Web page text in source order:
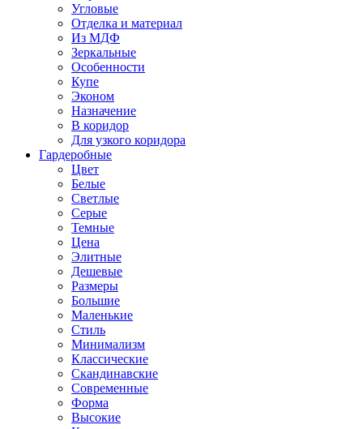
Угловые
Отделка и материал
Из МДФ
Зеркальные
Особенности
Купе
Эконом
Назначение
В коридор
Для узкого коридора
Гардеробные
Цвет
Белые
Светлые
Серые
Темные
Цена
Элитные
Дешевые
Размеры
Большие
Маленькие
Стиль
Минимализм
Классические
Скандинавские
Современные
Форма
Высокие